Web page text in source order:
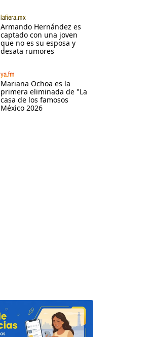
lafiera.mx
Armando Hernández es
captado con una joven
que no es su esposa y
desata rumores
ya.fm
Mariana Ochoa es la
primera eliminada de "La
casa de los famosos
México 2026